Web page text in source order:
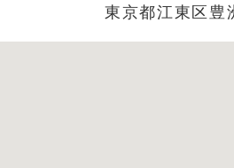
東京都江東区豊